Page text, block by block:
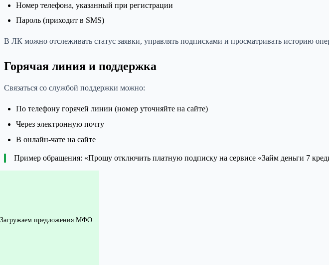
Номер телефона, указанный при регистрации
Пароль (приходит в SMS)
В ЛК можно отслеживать статус заявки, управлять подписками и просматривать историю
Горячая линия и поддержка
Связаться со службой поддержки можно:
По телефону горячей линии (номер уточняйте на сайте)
Через электронную почту
В онлайн-чате на сайте
Пример обращения: «Прошу отключить платную подписку на сервисе «Займ деньги 7
Загружаем предложения МФО…